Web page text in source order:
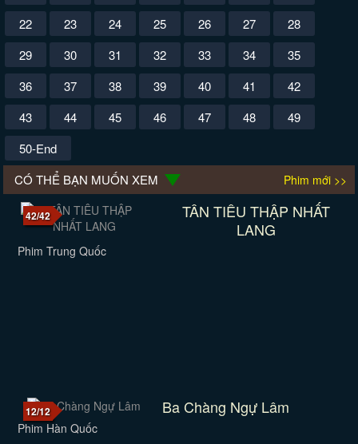
22
23 24 25 26 27
28
29
30 31 32 33 34
35
36
37 38 39 40 41
42
43
44 45 46 47 48
49
50-End
CÓ THỂ BẠN MUỐN XEM
Phim mới >>
42/42
TÂN TIÊU THẬP NHẤT
LANG
Phim Trung Quốc
12/12 Ba Chàng Ngự Lâm
Phim Hàn Quốc